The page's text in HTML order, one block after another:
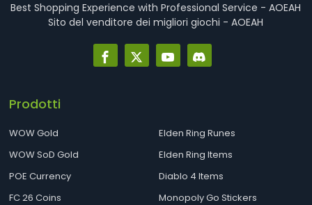
Best Shopping Experience with Professional Service - AOEAH
Sito del venditore dei migliori giochi - AOEAH
Prodotti
WOW Gold
WOW SoD Gold
POE Currency
FC 26 Coins
Elden Ring Runes
Elden Ring Items
Diablo 4 Items
Monopoly Go Stickers